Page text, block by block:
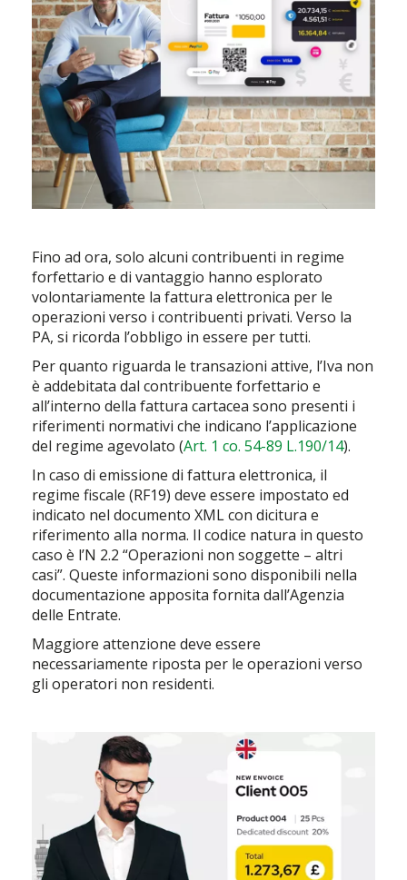
Fino ad ora, solo alcuni contribuenti in regime
forfettario e di vantaggio hanno esplorato
volontariamente la fattura elettronica per le
operazioni verso i contribuenti privati. Verso la
PA, si ricorda l’obbligo in essere per tutti.
Per quanto riguarda le transazioni attive, l’Iva non
è addebitata dal contribuente forfettario e
all’interno della fattura cartacea sono presenti i
riferimenti normativi che indicano l’applicazione
del regime agevolato (Art. 1 co. 54-89 L.190/14).
In caso di emissione di fattura elettronica, il
regime fiscale (RF19) deve essere impostato ed
indicato nel documento XML con dicitura e
riferimento alla norma. Il codice natura in questo
caso è l’N 2.2 “Operazioni non soggette – altri
casi”. Queste informazioni sono disponibili nella
documentazione apposita fornita dall’Agenzia
delle Entrate.
Maggiore attenzione deve essere
necessariamente riposta per le operazioni verso
gli operatori non residenti.